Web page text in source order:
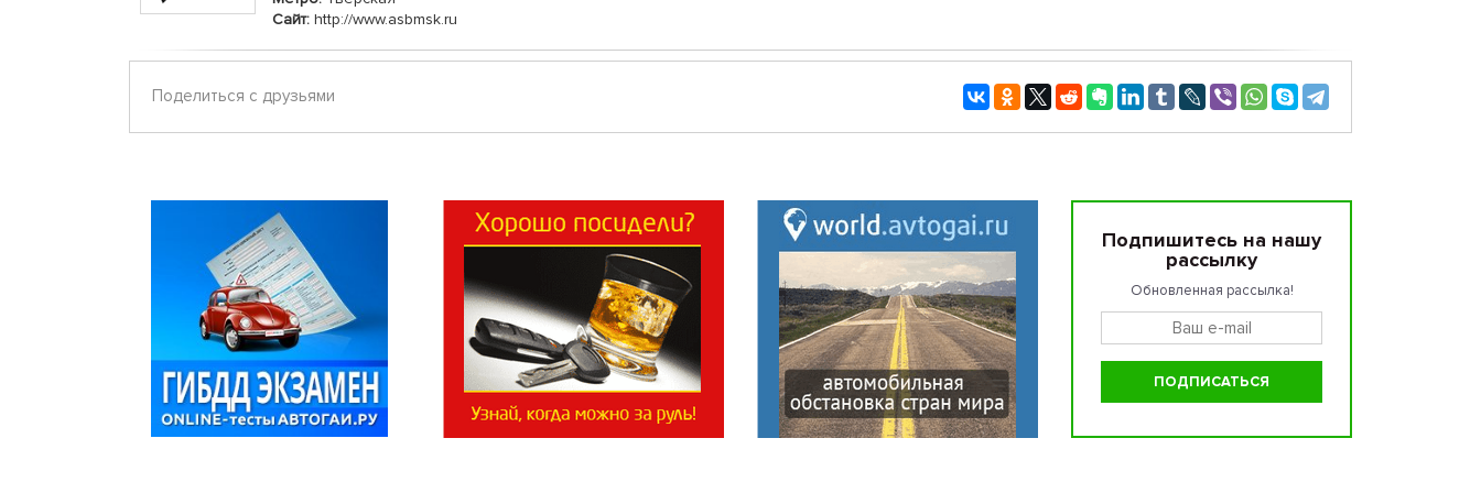
Сайт: http://www.asbmsk.ru
Поделиться с друзьями
Подпишитесь на нашу
рассылку
Обновленная рассылка!